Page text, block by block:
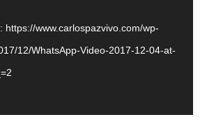
https://www.carlospazvivo.com/wp-
12/WhatsApp-Video-2017-12-04-at-